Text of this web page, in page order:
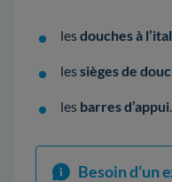
lesdouches à
lessièges de
les barres d’appui.
Besoin d’un